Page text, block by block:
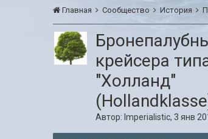
Главная Сообщество История
крейсера
"Холланд"
Автор: Imperialistic,3 янв